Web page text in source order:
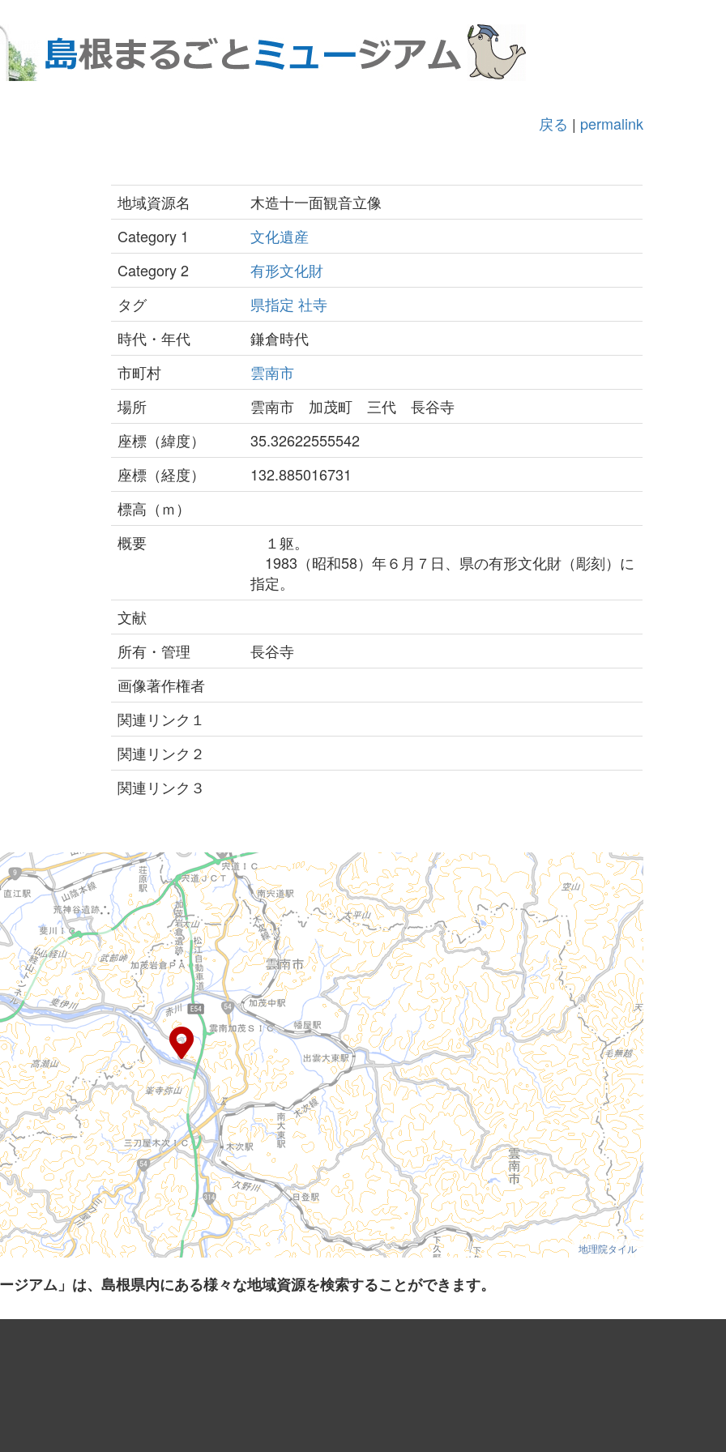
戻る | permalink
地域資源名
木造十一面観音立像
Category 1
文化遺産
Category 2
有形文化財
タグ
県指定 社寺
時代・年代
鎌倉時代
市町村
雲南市
場所
雲南市 加茂町 三代 長谷寺
座標（緯度）
35.32622555542
座標（経度）
132.885016731
標高（ｍ）
概要
１躯。
1983（昭和58）年６月７日、県の有形文化財（彫刻）に
指定。
文献
所有・管理
長谷寺
画像著作権者
関連リンク１
関連リンク２
関連リンク３
地理院タイル
ジアム」は、島根県内にある様々な地域資源を検索することができます。